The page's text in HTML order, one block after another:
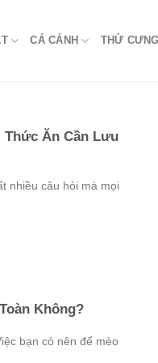
CÁ CẢNH THỨ
Thức Ăn Cần Lưu
nhiều câu hỏi mà mọi
Không?
bạn có nên để mèo